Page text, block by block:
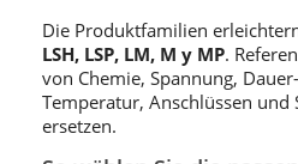
Die Produktfamilien
LSH, LSP, LM, M y MP.
von Chemie, Spannung,
Temperatur, Anschlüssen und
ersetzen.